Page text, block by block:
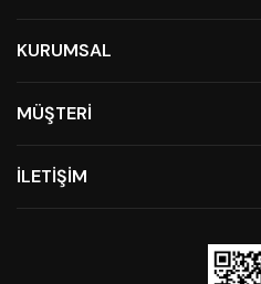
KURUMSAL
MÜŞTERİ
İLETİŞİM